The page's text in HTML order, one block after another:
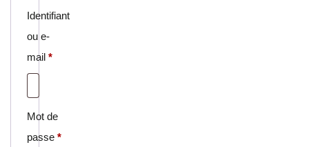
Identifiant
ou e-
mail *
Mot de
passe *